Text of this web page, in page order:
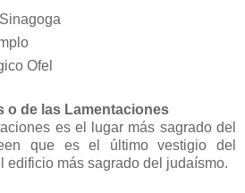
Ofel
o de las Lamentaciones
es el lugar más sagrado del
que es el último vestigio del
edificio más sagrado del judaísmo.